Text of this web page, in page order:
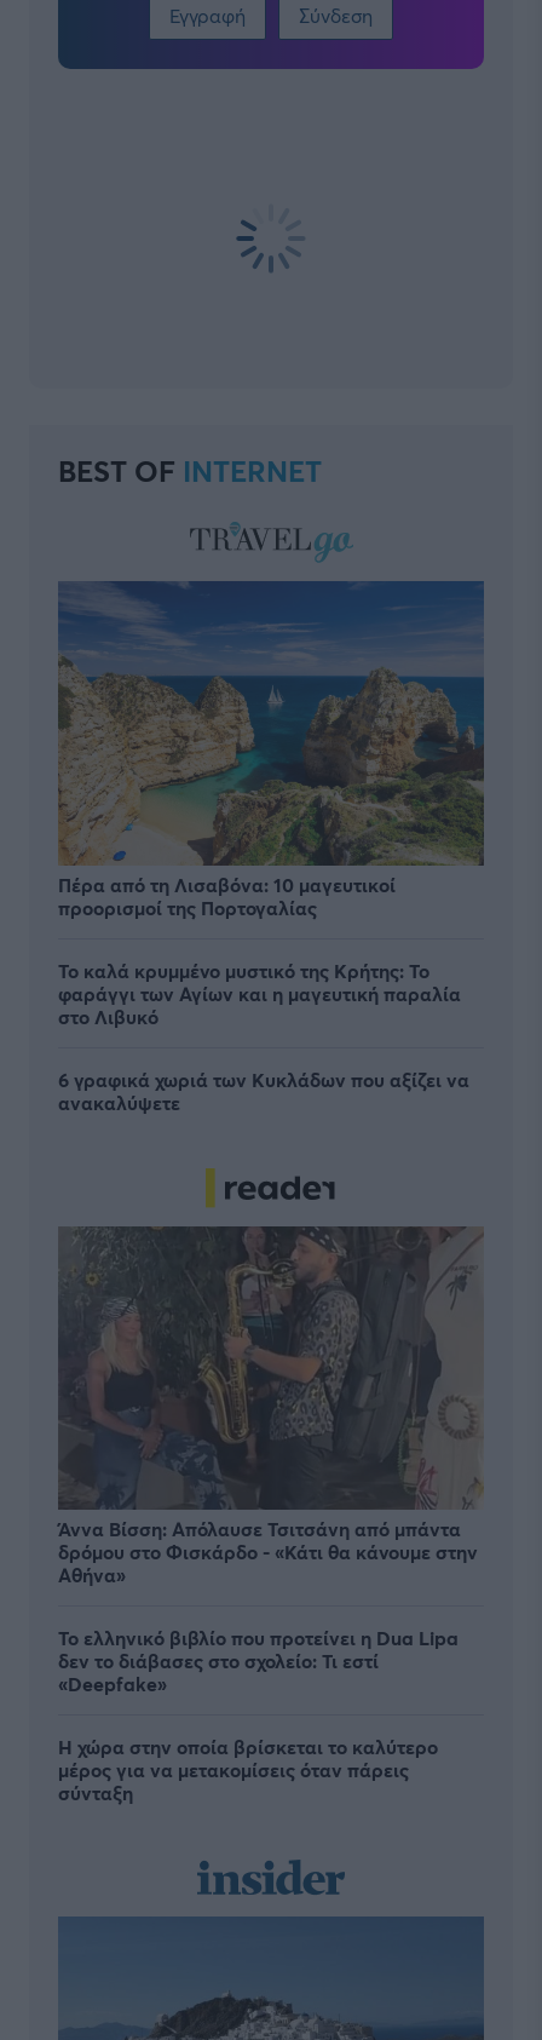
Εγγραφή Σύνδεση
BEST OF INTERNET
Πέρα από τη Λισαβόνα: 10 μαγευτικοί
προορισμοί της Πορτογαλίας
Το καλά κρυμμένο μυστικό της Κρήτης: Το
φαράγγι των Αγίων και η μαγευτική παραλία
στο Λιβυκό
6 γραφικά χωριά των Κυκλάδων που αξίζει να
ανακαλύψετε
Άννα Βίσση: Απόλαυσε Τσιτσάνη από μπάντα
δρόμου στο Φισκάρδο - «Κάτι θα κάνουμε στην
Αθήνα»
Το ελληνικό βιβλίο που προτείνει η Dua Lipa
δεν το διάβασες στο σχολείο: Τι εστί
«Deepfake»
Η χώρα στην οποία βρίσκεται το καλύτερο
μέρος για να μετακομίσεις όταν πάρεις
σύνταξη